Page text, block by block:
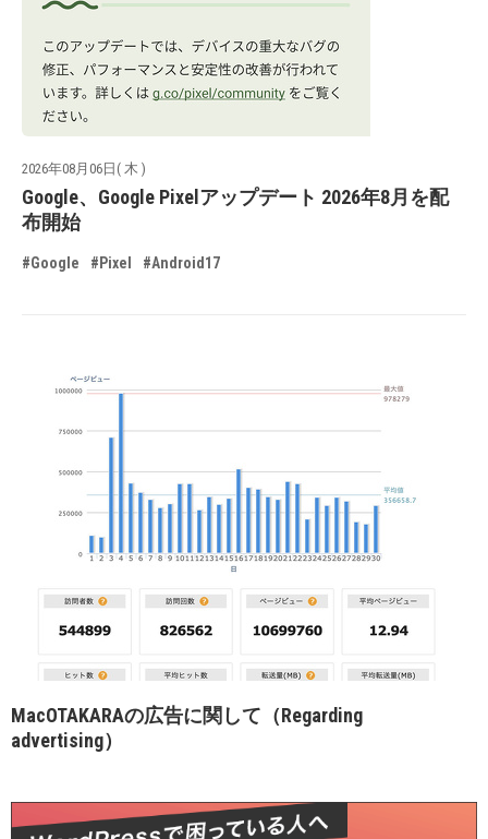
2026年08月06日( 木 )
Google、Google Pixelアップデート 2026年8月を配
布開始
#Google #Pixel #Android17
MacOTAKARAの広告に関して（Regarding
advertising）